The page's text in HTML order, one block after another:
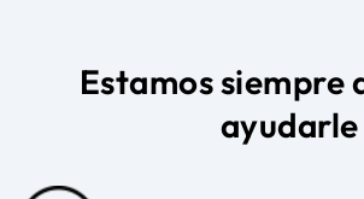
Estamos siempre
ayudarle